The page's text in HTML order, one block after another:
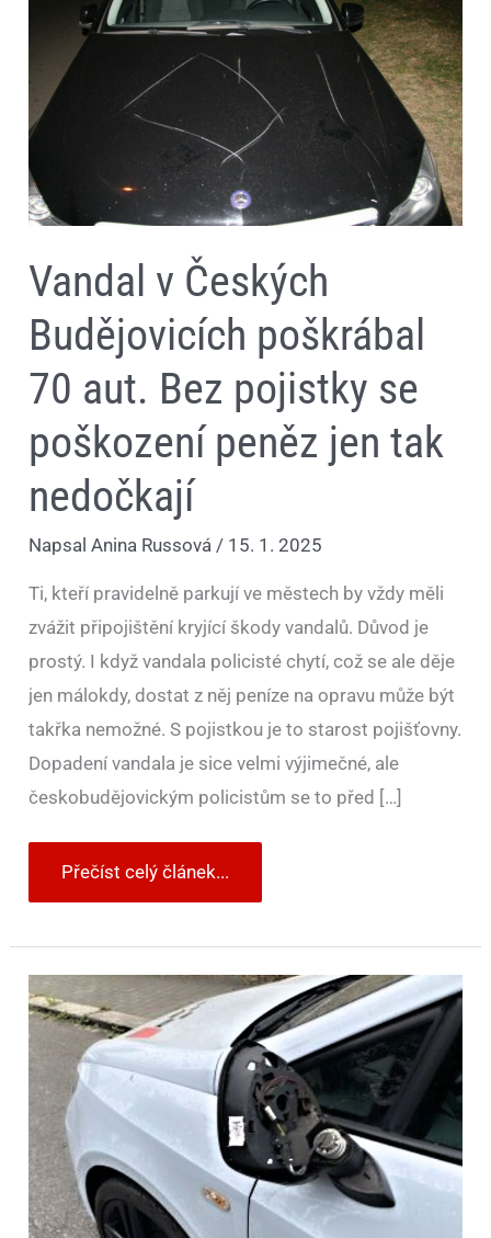
Vandal v Českých
Budějovicích poškrábal
70 aut. Bez pojistky se
poškození peněz jen tak
nedočkají
NapsalAnina Russová / 15. 1. 2025
Ti, kteří pravidelně parkují ve městech by vždy měli
zvážit připojištění kryjící škody vandalů. Důvod je
prostý. I když vandala policisté chytí, což se ale děje
jen málokdy, dostat z něj peníze na opravu může být
takřka nemožné. S pojistkou je to starost pojišťovny.
Dopadení vandala je sice velmi výjimečné, ale
českobudějovickým policistům se to před […]
poškrábal
70
aut.
Bez
nedočkají
Přečíst celý článek...
Vandal
si
zlost
vybíjel
na
zaparkovaných
autech.
V
takovém
případě
nejvíc
pomůže
speciální
připojištění